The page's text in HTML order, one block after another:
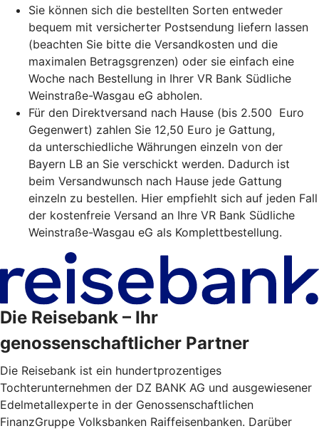
Sie können sich die bestellten Sorten entweder
bequem mit versicherter Postsendung liefern lassen
(beachten Sie bitte die Versandkosten und die
maximalen Betragsgrenzen) oder sie einfach eine
Woche nach Bestellung in Ihrer VR Bank Südliche
Weinstraße-Wasgau eG abholen.
Für den Direkt­versand nach Hause (bis 2.500 Euro
Gegen­wert) zahlen Sie 12,50 Euro je Gattung,
da unterschiedliche Währungen einzeln von der
Bayern LB an Sie verschickt werden. Dadurch ist
beim Versandwunsch nach Hause jede Gattung
einzeln zu bestellen. Hier empfiehlt sich auf jeden Fall
der kostenfreie Versand an Ihre VR Bank Südliche
Weinstraße-Wasgau eG als Komplettbestellung.
Die Reisebank – Ihr
genossenschaftlicher Partner
Die Reisebank ist ein hundertprozentiges
Tochterunternehmen der DZ BANK AG und ausgewiesener
Edelmetallexperte in der Genossenschaftlichen
FinanzGruppe Volksbanken Raiffeisenbanken. Darüber